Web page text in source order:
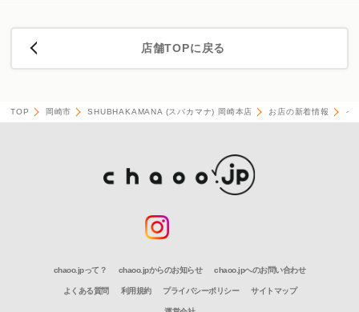
店舗TOPに戻る
TOP 岡崎市 SHUBHAKAMANA (スバカマナ) 岡崎本店 お店の新着情報 イ
chaoo.jpって？ chaoo.jpからのお知らせ chaoo.jpへのお問い合わせ
よくある質問 利用規約 プライバシーポリシー サイトマップ